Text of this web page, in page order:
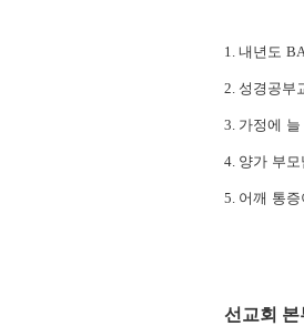
1. 내년도
2. 성경공부
3. 가정에
4. 양가 부
5. 어깨 통
선교회